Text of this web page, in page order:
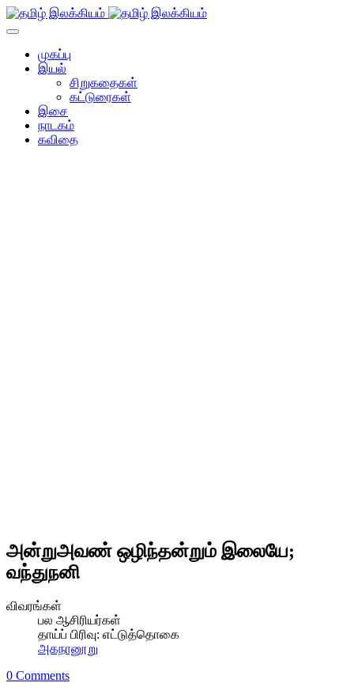
முகப்பு
இயல்
சிறுகதைகள்
கட்டுரைகள்
இசை
நாடகம்
கவிதை
அன்றுஅவண் ஒழிந்தன்றும் இலையே;
வந்துநனி
விவரங்கள்
பல ஆசிரியர்கள்
தாய்ப் பிரிவு: எட்டுத்தொகை
அகநானூறு
0 Comments